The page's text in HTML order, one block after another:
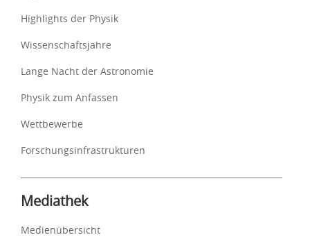
Highlights der Physik
Wissenschaftsjahre
Lange Nacht der Astronomie
Physik zum Anfassen
Wettbewerbe
Forschungsinfrastrukturen
Mediathek
Medienübersicht